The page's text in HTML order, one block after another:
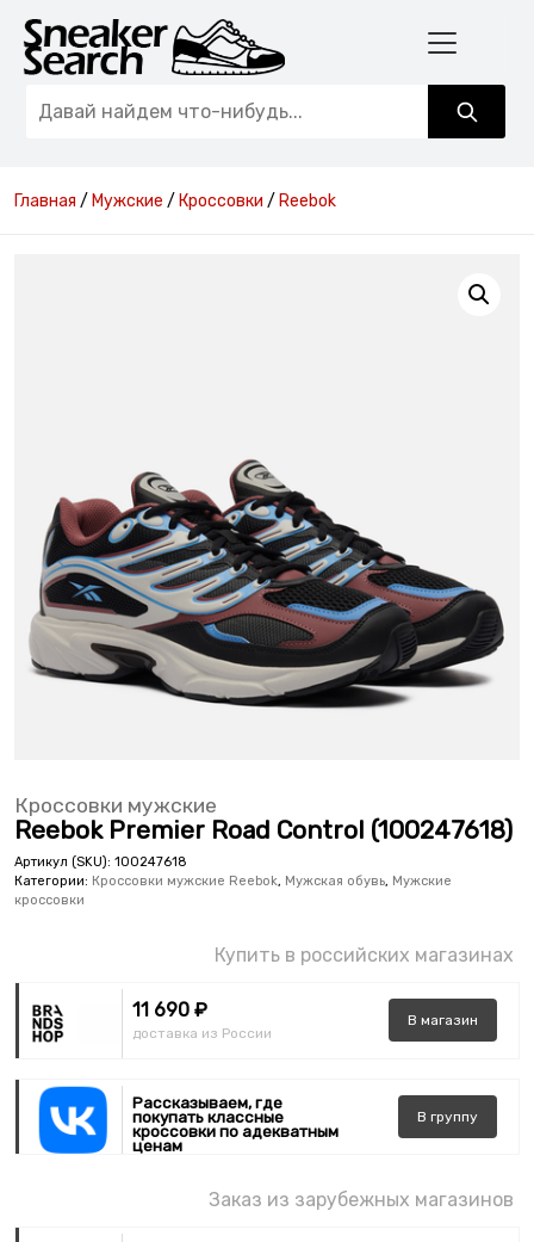
Главная / Мужские / Кроссовки / Reebok
Кроссовки мужские
Reebok Premier Road Control (100247618)
Артикул (SKU): 100247618
Категории: Кроссовки мужские Reebok, Мужская обувь, Мужские
кроссовки
Купить в российских магазинах
11 690 ₽
доставка из России
В магазин
Рассказываем, где
покупать классные
кроссовки по адекватным
ценам
В группу
Заказ из зарубежных магазинов